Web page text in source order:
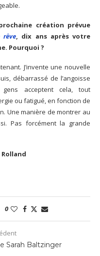
création prévue
rêve , dix ans après votre
Pourquoi ?
J’invente une nouvelle
débarrassé de l’angoisse
acceptent cela, tout
ou fatigué, en fonction de
Une manière de montrer au
Pas forcément la grande
0
Sarah Baltzinger